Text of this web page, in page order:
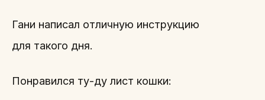
Гани написал отличную инструкцию
для такого дня.
Понравился ту-ду лист кошки: